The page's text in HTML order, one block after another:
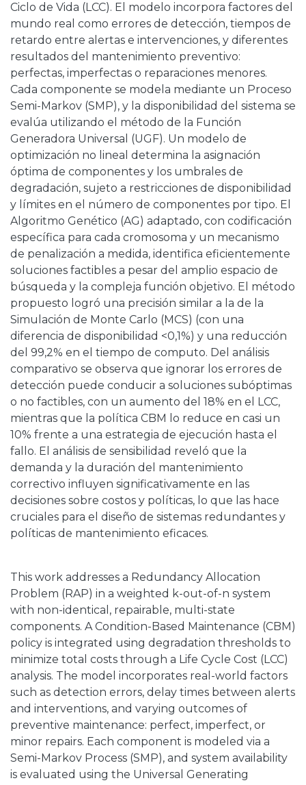
Ciclo de Vida (LCC). El modelo incorpora factores del
mundo real como errores de detección, tiempos de
retardo entre alertas e intervenciones, y diferentes
resultados del mantenimiento preventivo:
perfectas, imperfectas o reparaciones menores.
Cada componente se modela mediante un Proceso
Semi-Markov (SMP), y la disponibilidad del sistema se
evalúa utilizando el método de la Función
Generadora Universal (UGF). Un modelo de
optimización no lineal determina la asignación
óptima de componentes y los umbrales de
degradación, sujeto a restricciones de disponibilidad
y límites en el número de componentes por tipo. El
Algoritmo Genético (AG) adaptado, con codificación
específica para cada cromosoma y un mecanismo
de penalización a medida, identifica eficientemente
soluciones factibles a pesar del amplio espacio de
búsqueda y la compleja función objetivo. El método
propuesto logró una precisión similar a la de la
Simulación de Monte Carlo (MCS) (con una
diferencia de disponibilidad <0,1%) y una reducción
del 99,2% en el tiempo de computo. Del análisis
comparativo se observa que ignorar los errores de
detección puede conducir a soluciones subóptimas
o no factibles, con un aumento del 18% en el LCC,
mientras que la política CBM lo reduce en casi un
10% frente a una estrategia de ejecución hasta el
fallo. El análisis de sensibilidad reveló que la
demanda y la duración del mantenimiento
correctivo influyen significativamente en las
decisiones sobre costos y políticas, lo que las hace
cruciales para el diseño de sistemas redundantes y
políticas de mantenimiento eficaces.
This work addresses a Redundancy Allocation
Problem (RAP) in a weighted k-out-of-n system
with non-identical, repairable, multi-state
components. A Condition-Based Maintenance (CBM)
policy is integrated using degradation thresholds to
minimize total costs through a Life Cycle Cost (LCC)
analysis. The model incorporates real-world factors
such as detection errors, delay times between alerts
and interventions, and varying outcomes of
preventive maintenance: perfect, imperfect, or
minor repairs. Each component is modeled via a
Semi-Markov Process (SMP), and system availability
is evaluated using the Universal Generating